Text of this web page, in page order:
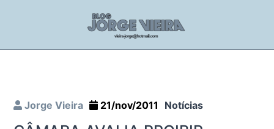
Jorge Vieira 21/nov/2011 Notícias